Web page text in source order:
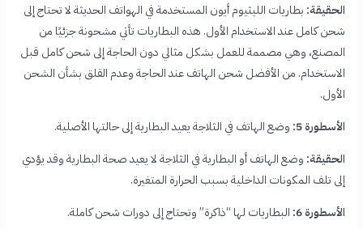
الحقيقة: بطاريات الليثيوم أيون المستخدمة في الهواتف الحديثة لا تحتاج إلى
شحن كامل عند الاستخدام الأول. هذه البطاريات تأتي مشحونة جزئيًا من
المصنع، وهي مصممة للعمل بشكل مثالي دون الحاجة إلى شحن كامل قبل
الاستخدام. من الأفضل شحن الهاتف عند الحاجة وعدم القلق بشأن الشحن
الأول.
الأسطورة 5:
وضع الهاتف في الثلاجة يعيد البطارية إلى حالتها الأصلية.
الحقيقة: وضع الهاتف أو البطارية في الثلاجة لا يعيد صحة البطارية وقد يؤدي
إلى تلف المكونات الداخلية بسبب الحرارة المتغيرة.
الأسطورة 6:
البطاريات لها “ذاكرة” وتحتاج إلى دورات شحن كاملة.